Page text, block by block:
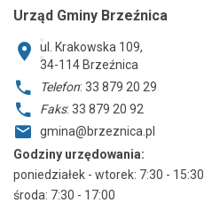
Urząd Gminy Brzeźnica
ul. Krakowska 109,
34-114 Brzeźnica
Telefon: 33 879 20 29
Faks: 33 879 20 92
gmina@brzeznica.pl
Godziny urzędowania:
poniedziałek - wtorek: 7:30 - 15:30
środa: 7:30 - 17:00